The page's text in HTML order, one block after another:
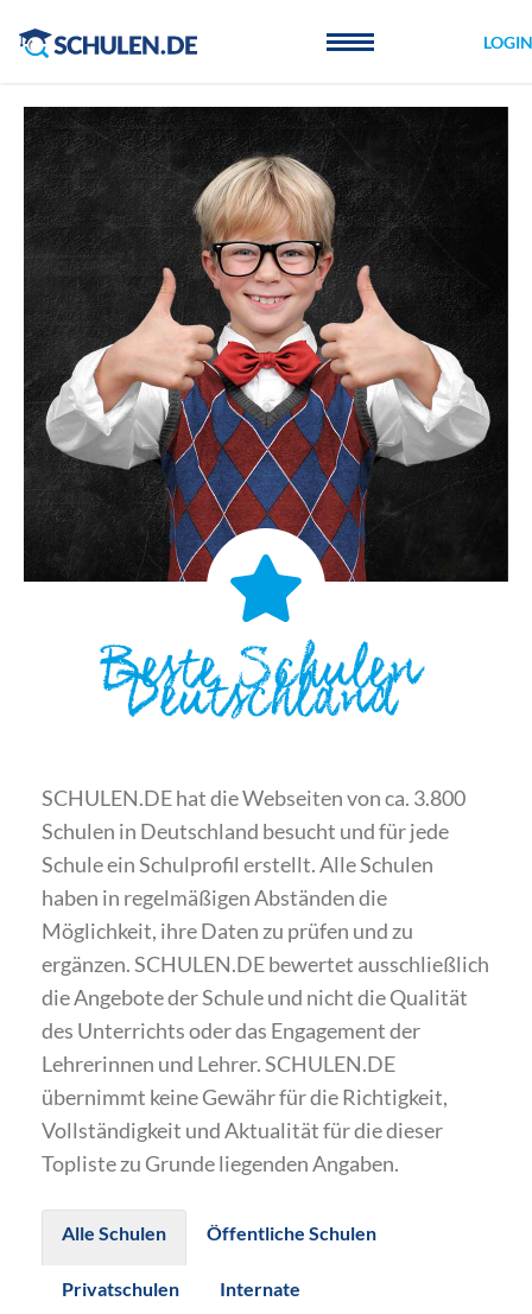
LOGIN
Beste Schulen
Deutschland
SCHULEN.DE hat die Webseiten von ca. 3.800
Schulen in Deutschland besucht und für jede
Schule ein Schulprofil erstellt. Alle Schulen
haben in regelmäßigen Abständen die
Möglichkeit, ihre Daten zu prüfen und zu
ergänzen. SCHULEN.DE bewertet ausschließlich
die Angebote der Schule und nicht die Qualität
des Unterrichts oder das Engagement der
Lehrerinnen und Lehrer. SCHULEN.DE
übernimmt keine Gewähr für die Richtigkeit,
Vollständigkeit und Aktualität für die dieser
Topliste zu Grunde liegenden Angaben.
Alle Schulen Öffentliche Schulen
Privatschulen Internate